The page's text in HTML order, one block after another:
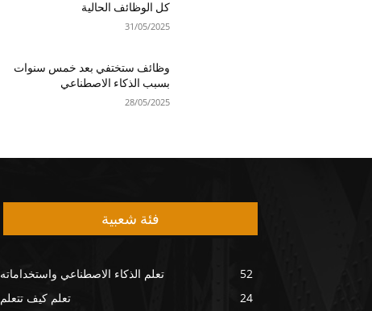
كل الوظائف الحالية
31/05/2025
وظائف ستختفي بعد خمس سنوات
بسبب الذكاء الاصطناعي
28/05/2025
فئة شعبية
تعلم الذكاء الاصطناعي واستخداماته
52
تعلم كيف تتعلم
24